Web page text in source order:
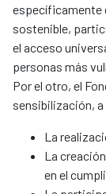
específicamente
sostenible,
el acceso
personas más
Por el otro, el
sensibilización,
La
La
en el